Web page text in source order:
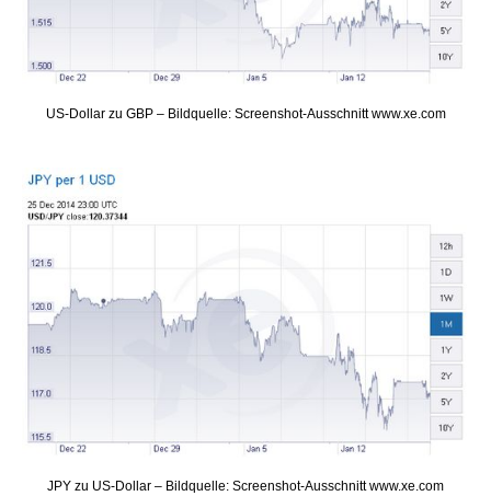
US-Dollar zu GBP – Bildquelle: Screenshot-Ausschnitt www.xe.com
JPY zu US-Dollar – Bildquelle: Screenshot-Ausschnitt www.xe.com